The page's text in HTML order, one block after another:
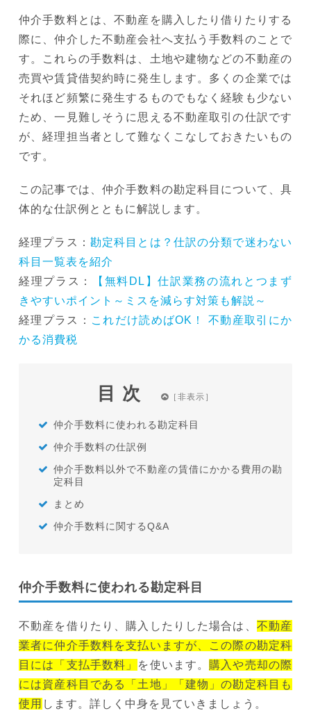
仲介手数料とは、不動産を購入したり借りたりする
際に、仲介した不動産会社へ支払う手数料のことで
す。これらの手数料は、土地や建物などの不動産の
売買や賃貸借契約時に発生します。多くの企業では
それほど頻繁に発生するものでもなく経験も少ない
ため、一見難しそうに思える不動産取引の仕訳です
が、経理担当者として難なくこなしておきたいもの
です。
この記事では、仲介手数料の勘定科目について、具
体的な仕訳例とともに解説します。
経理プラス： 勘定科目とは？仕訳の分類で迷わない
科目一覧表を紹介
経理プラス：
【無料DL】仕訳業務の流れとつまず
きやすいポイント～ミスを減らす対策も解説～
経理プラス： これだけ読めばOK！ 不動産取引にか
かる消費税
目次
仲介手数料に使われる勘定科目
仲介手数料の仕訳例
仲介手数料以外で不動産の賃借にかかる費用の勘
定科目
まとめ
仲介手数料に関するQ&A
仲介手数料に使われる勘定科目
不動産を借りたり、購入したりした場合は、 不動産
業者に仲介手数料を支払いますが、この際の勘定科
目には「支払手数料」 を使います。 購入や売却の際
には資産科目である「土地」「建物」の勘定科目も
使用 します。詳しく中身を見ていきましょう。